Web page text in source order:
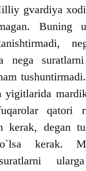
gvardiya
Buning
nega
qatori
kerak, degan
kerak.